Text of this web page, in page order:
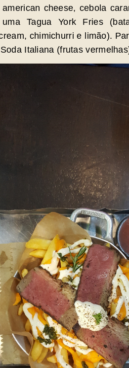
cheese, cebola
Tagua York Fries
chimichurri e limão).
Italiana (frutas